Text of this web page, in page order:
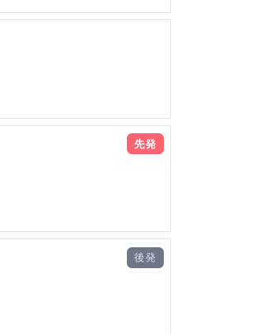
先発
後発